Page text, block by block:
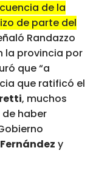
de la
de parte del
Randazzo
la provincia por
que “a
que ratificó el
, muchos
haber
y